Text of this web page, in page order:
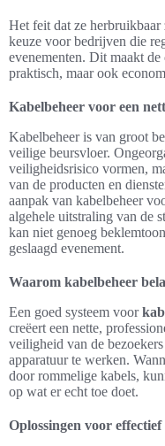
Het feit dat ze
keuze voor bedrijven die
evenementen. Dit maakt
praktisch, maar ook
Kabelbeheer voor een
Kabelbeheer is van groot
veilige beursvloer.
veiligheidsrisico vormen,
van de producten en
aanpak van kabelbeheer
algehele uitstraling van de
kan niet genoeg
geslaagd evenement.
Waarom kabelbeheer
Een goed systeem voor
creëert een nette,
veiligheid van de
apparatuur te werken.
door rommelige kabels,
op wat er echt toe doet.
Oplossingen voor